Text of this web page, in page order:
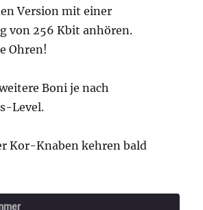
Version mit einer
von 256 Kbit anhören.
Ohren!
Boni je nach
Level.
Kor-Knaben kehren bald